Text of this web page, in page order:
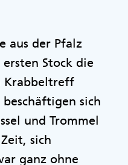
aus der Pfalz
Stock die
Krabbeltreff
sich
und Trommel
sich
ganz ohne